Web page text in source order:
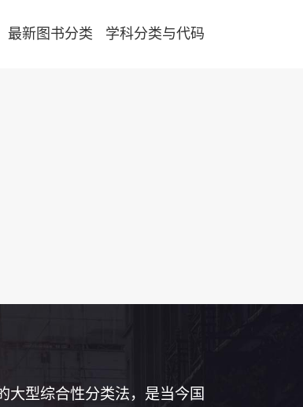
最新图书分类 学科分类与代码
大型综合性分类法，是当今国